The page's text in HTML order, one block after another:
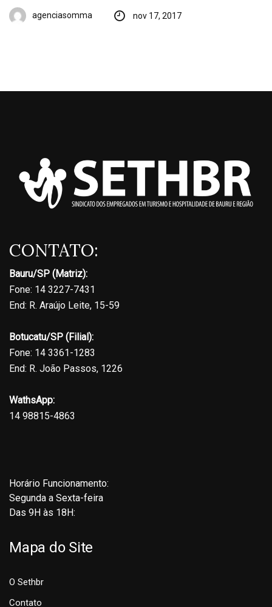
agenciasomma nov 17, 2017
CONTATO:
Bauru/SP (Matriz):
Fone: 14 3227-7431
End: R. Araújo Leite, 15-59
Botucatu/SP (Filial):
Fone: 14 3361-1283
End: R. João Passos, 1226
WathsApp:
14 98815-4863
Horário Funcionamento:
Segunda a Sexta-feira
Das 9H às 18H:
Mapa do Site
O Sethbr
Contato